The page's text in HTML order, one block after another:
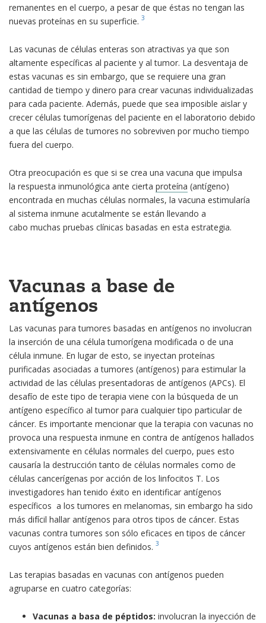
remanentes en el cuerpo, a pesar de que éstas no tengan las
nuevas proteínas en su superficie. 3
Las vacunas de células enteras son atractivas ya que son
altamente específicas al paciente y al tumor. La desventaja de
estas vacunas es sin embargo, que se requiere una gran
cantidad de tiempo y dinero para crear vacunas individualizadas
para cada paciente. Además, puede que sea imposible aislar y
crecer células tumorígenas del paciente en el laboratorio debido
a que las células de tumores no sobreviven por mucho tiempo
fuera del cuerpo.
Otra preocupación es que si se crea una vacuna que impulsa
la respuesta inmunológica ante cierta proteína (antígeno)
encontrada en muchas células normales, la vacuna estimularía
al sistema inmune acutalmente se están llevando a
cabo muchas pruebas clínicas basadas en esta estrategia.
Vacunas a base de
antígenos
Las vacunas para tumores basadas en antígenos no involucran
la inserción de una célula tumorígena modificada o de una
célula inmune. En lugar de esto, se inyectan proteínas
purificadas asociadas a tumores (antígenos) para estimular la
actividad de las células presentadoras de antígenos (APCs). El
desafío de este tipo de terapia viene con la búsqueda de un
antígeno específico al tumor para cualquier tipo particular de
cáncer. Es importante mencionar que la terapia con vacunas no
provoca una respuesta inmune en contra de antígenos hallados
extensivamente en células normales del cuerpo, pues esto
causaría la destrucción tanto de células normales como de
células cancerígenas por acción de los linfocitos T. Los
investigadores han tenido éxito en identificar antígenos
específicos a los tumores en melanomas, sin embargo ha sido
más difícil hallar antígenos para otros tipos de cáncer. Estas
vacunas contra tumores son sólo eficaces en tipos de cáncer
cuyos antígenos están bien definidos. 3
Las terapias basadas en vacunas con antígenos pueden
agruparse en cuatro categorías:
Vacunas a basa de péptidos: involucran la inyección de